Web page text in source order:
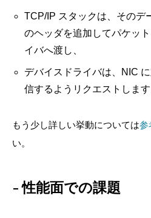
TCP/IP スタックは、そのデ
のヘッダを追加してパケッ
イバへ渡し、
デバイスドライバは、NIC
信するようリクエストします
もう少し詳しい挙動については参
い。
性能面での課題